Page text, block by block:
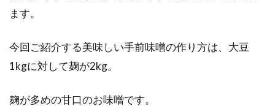
ます。
今回ご紹介する美味しい手前味噌の作り方は、大豆
1kgに対して麹が2kg。
麹が多めの甘口のお味噌です。